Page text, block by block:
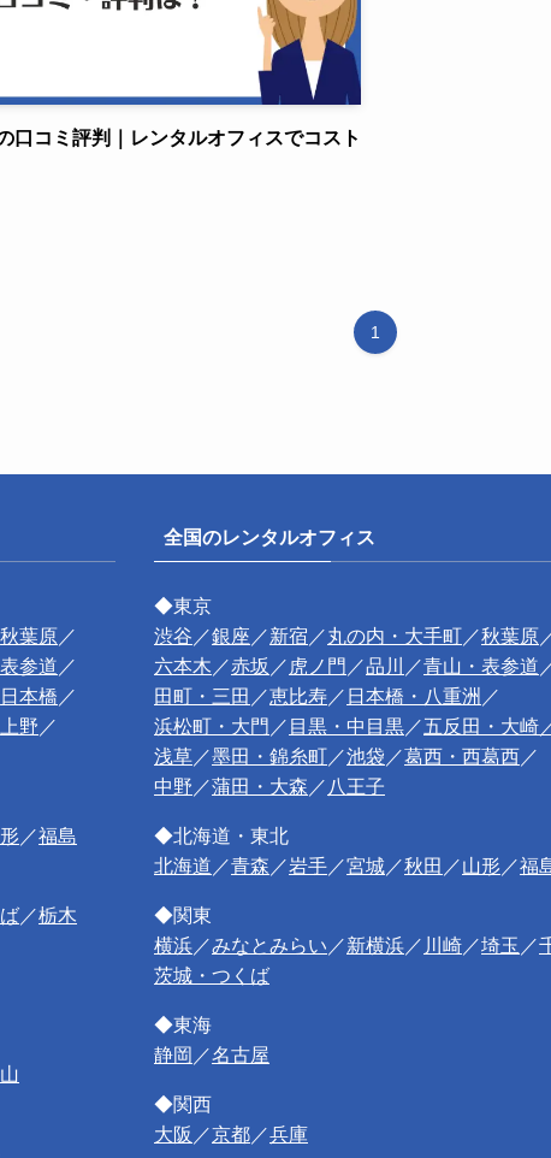
口コミ評判｜レンタルオフィスでコスト
1
秋葉原 ／
参道 ／
日本橋 ／
上野 ／
／福島
／栃木
全国のレンタルオフィス
◆東京
渋谷 ／銀座 ／新宿 ／丸の内・大手町 ／秋葉原
六本木 ／赤坂 ／ 虎ノ門 ／品川 ／青山・表参道
田町・三田 ／恵比寿 ／ 日本橋・八重洲 ／
浜松町・大門 ／ 目黒・中目黒 ／五反田・大崎
浅草 ／墨田・錦糸町 ／池袋 ／葛西・西葛西 ／
中野 ／蒲田・大森 ／ 八王子
◆北海道・東北
北海道 ／青森 ／岩手 ／宮城 ／秋田 ／山形 ／福
◆関東
横浜 ／みなとみらい ／新横浜 ／ 川崎 ／埼玉 ／
茨城・つくば
◆東海
静岡 ／名古屋
◆関西
大阪 ／京都 ／兵庫